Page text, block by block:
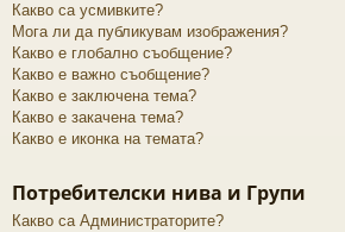
Какво са усмивките?
Мога ли да публикувам изображения?
Какво е глобално съобщение?
Какво е важно съобщение?
Какво е заключена тема?
Какво е закачена тема?
Какво е иконка на темата?
Потребителски нива и Групи
Какво са Администраторите?